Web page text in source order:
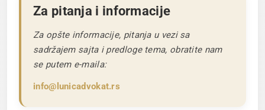
Za pitanja i informacije
Za opšte informacije, pitanja u vezi sa
sadržajem sajta i predloge tema, obratite nam
se putem e-maila:
info@lunicadvokat.rs